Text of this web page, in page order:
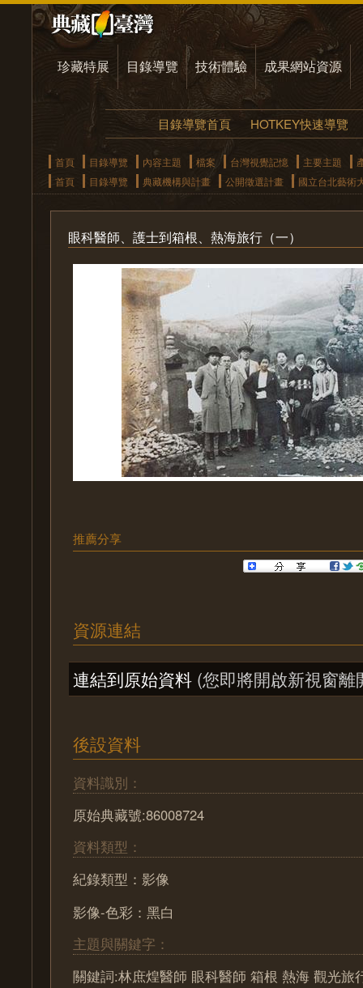
珍藏特展 目錄導覽 技術體驗 成果網站資源
目錄導覽首頁 HOTKEY快速導覽
首頁 目錄導覽 內容主題 檔案 台灣視覺記憶 主要主題
首頁
目錄導覽 典藏機構與計畫 公開徵選計畫 國立台北藝術
眼科醫師、護士到箱根、熱海旅行（一）
推薦分享
資源連結
連結到原始資料 (您即將開啟新視窗離
後設資料
資料識別：
原始典藏號:86008724
資料類型：
紀錄類型：影像
影像-色彩：黑白
主題與關鍵字：
關鍵詞:林庶煌醫師 眼科醫師 箱根 熱海 觀光旅